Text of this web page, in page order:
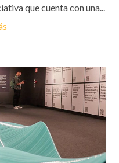
que cuenta con una...